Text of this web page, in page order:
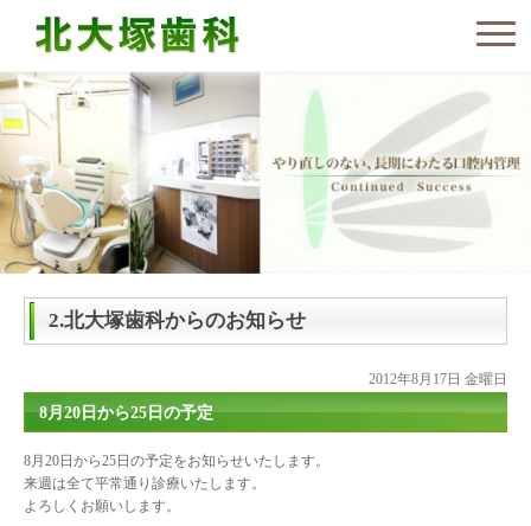
2.北大塚歯科からのお知らせ
2012年8月17日 金曜日
8月20日から25日の予定
8月20日から25日の予定をお知らせいたします。
来週は全て平常通り診療いたします。
よろしくお願いします。